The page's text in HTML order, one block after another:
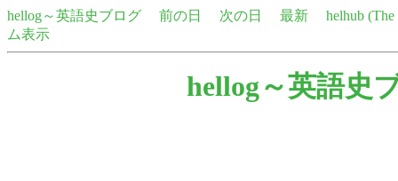
hellog～英語史ブログ 前の日 次の日 最新
helhub
ム表示
hellog～英語史